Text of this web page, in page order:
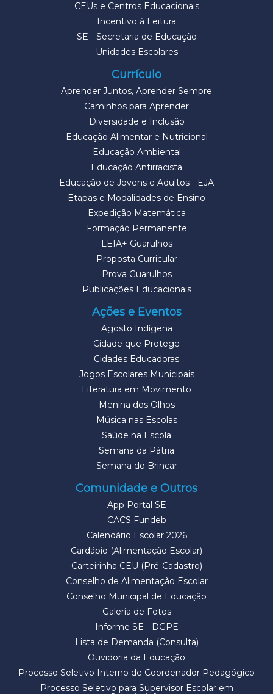
CEUs e Centros Educacionais
Incentivo à Leitura
SE - Secretaria de Educação
Unidades Escolares
Currículo
Aprender Juntos, Aprender Sempre
Caminhos para Aprender
Diversidade e Inclusão
Educação Alimentar e Nutricional
Educação Ambiental
Educação Antirracista
Educação de Jovens e Adultos - EJA
Etapas e Modalidades de Ensino
Expedição Matemática
Formação Permanente
LEIA+ Guarulhos
Proposta Curricular
Prova Guarulhos
Publicações Educacionais
Ações e Eventos
Agosto Indígena
Cidade que Protege
Cidades Educadoras
Jogos Escolares Municipais
Literatura em Movimento
Menina dos Olhos
Música nas Escolas
Saúde na Escola
Semana da Pátria
Semana do Brincar
Comunidade e Outros
App Portal SE
CACS Fundeb
Calendário Escolar 2026
Cardápio (Alimentação Escolar)
Carteirinha CEU (Pré-Cadastro)
Conselho de Alimentação Escolar
Conselho Municipal de Educação
Galeria de Fotos
Informe SE - DGPE
Lista de Demanda (Consulta)
Ouvidoria da Educação
Processo Seletivo Interno de Coordenador Pedagógico
Processo Seletivo para Supervisor Escolar em